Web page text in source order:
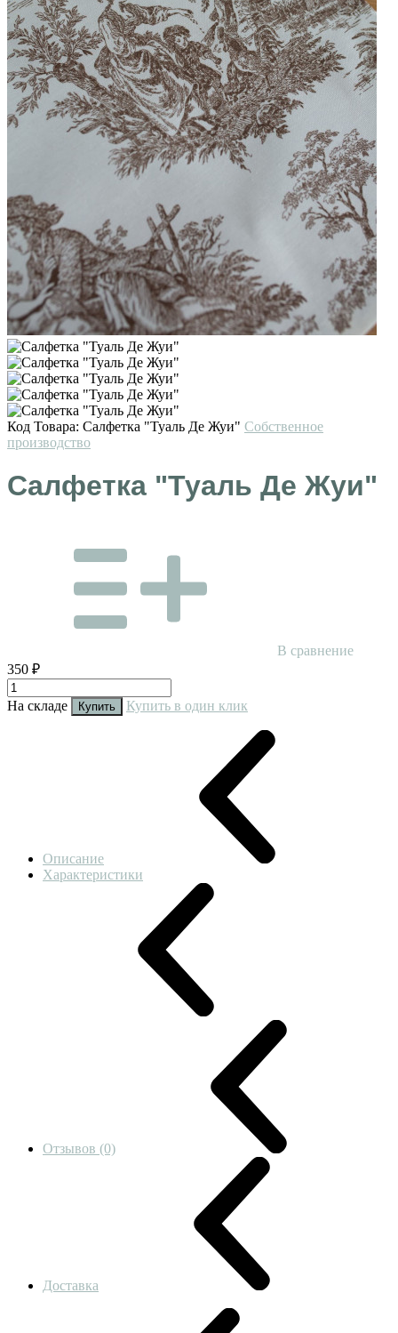
Код Товара: Салфетка "Туаль Де Жуи" Собственное
производство
Салфетка "Туаль Де Жуи"
В сравнение
350 ₽
На складе Купить Купить в один клик
Описание
Характеристики
Отзывов (0)
Доставка